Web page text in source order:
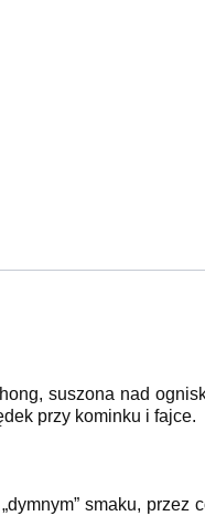
suszona nad
przy kominku i fajce.
smaku, przez